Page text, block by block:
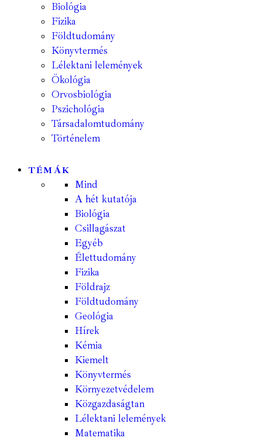
Biológia
Fizika
Földtudomány
Könyvtermés
Lélektani lelemények
Ökológia
Orvosbiológia
Pszichológia
Társadalomtudomány
Történelem
TÉMÁK
Mind
A hét kutatója
Biológia
Csillagászat
Egyéb
Élettudomány
Fizika
Földrajz
Földtudomány
Geológia
Hírek
Kémia
Kiemelt
Könyvtermés
Környezetvédelem
Közgazdaságtan
Lélektani lelemények
Matematika